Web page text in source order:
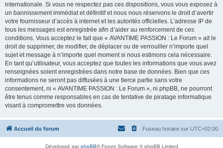
internationale. Si vous ne respectez pas ces dispositions, vous vous exposez à
un bannissement immédiat et définitif et nous nous réservons le droit d’avertir
votre fournisseur d’accès à internet et les autorités officielles. L’adresse IP de
tous les messages est enregistrée afin d’aider au renforcement de ces
conditions. Vous acceptez le fait que « AVANTIME PASSION : Le Forum » ait le
droit de supprimer, de modifier, de déplacer ou de verrouiller n’importe quel
sujet et message à n’importe quel moment si nous estimons cela nécessaire.
En tant qu’utilisateur, vous acceptez que toutes les informations que vous avez
renseignées soient enregistrées dans notre base de données. Bien que ces
informations ne seront pas diffusées à une tierce partie sans votre
consentement, ni « AVANTIME PASSION : Le Forum », ni phpBB, ne pourront
être tenus comme responsables en cas de tentative de piratage informatique
visant à compromettre vos données.
Accueil du forum Fuseau horaire sur UTC+02:00
Développé parphpBB® Forum Software © phpBB Limited